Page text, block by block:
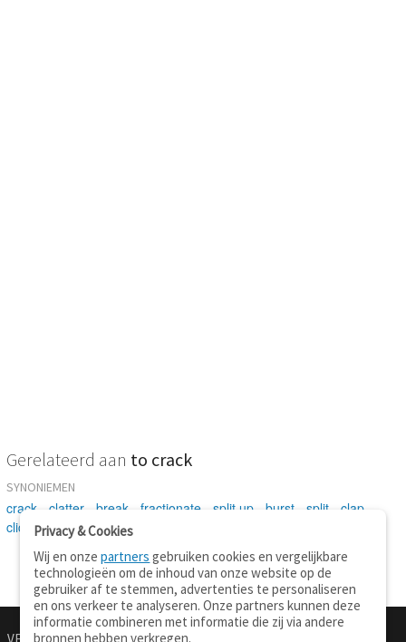
Gerelateerd aan to crack
SYNONIEMEN
crack clatter break fractionate split up burst split clap
click
-rattle-snap-breach
Privacy & Cookies
Wij en onzepartners gebruiken cookies en vergelijkbare
technologieën om de inhoud van onze website op de
gebruiker af te stemmen, advertenties te personaliseren
en ons verkeer te analyseren. Onze partners kunnen deze
informatie combineren met informatie die zij via andere
bronnen hebben verkregen.